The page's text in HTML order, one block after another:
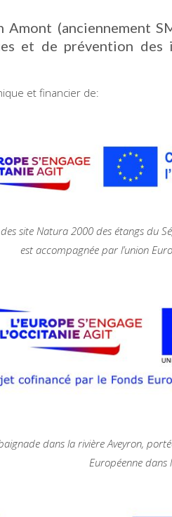
Amont (anciennement
et de prévention des
et financier de:
site Natura 2000 des étangs du
est accompagnée par l’union
dans la rivière Aveyron,
Européenne dans